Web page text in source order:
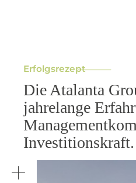
Erfolgsrezept
Die Atalanta
jahrelange
Investitionskraft.